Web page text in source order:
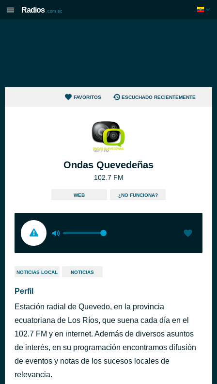
Radios .com.ec
FAVORITOS ESCUCHADO RECIENTEMENTE
Ondas Quevedeñas
102.7 FM
WEB ¿NO FUNCIONA?
NOTICIAS LOCAL NOTICIAS
Perfil
Estación radial de Quevedo, en la provincia
ecuatoriana de Los Ríos, que suena cada día en el
102.7 FM y en internet. Además de diversos asuntos
de interés, en su programación encontramos difusión
de eventos y notas de los sucesos locales de
relevancia.